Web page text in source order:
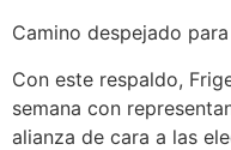
Camino despejado
Con este respaldo,
semana con
alianza de cara a las